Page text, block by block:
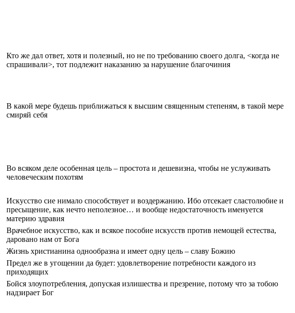
Кто же дал ответ, хотя и полезный, но не по требованию своего долга, <когда не
спрашивали>, тот подлежит наказанию за нарушение благочиния
В какой мере будешь приближаться к высшим священным степеням, в такой мере
смиряй себя
Во всяком деле особенная цель – простота и дешевизна, чтобы не услуживать
человеческим похотям
Искусство сие нимало способствует и воздержанию. Ибо отсекает сластолюбие и
пресыщение, как нечто неполезное… и вообще недостаточность именуется
материю здравия
Врачебное искусство, как и всякое пособие искусств против немощей естества,
даровано нам от Бога
Жизнь христианина однообразна и имеет одну цель – славу Божию
Предел же в угощении да будет: удовлетворение потребности каждого из
приходящих
Бойся злоупотребления, допуская излишества и презрение, потому что за тобою
надзирает Бог